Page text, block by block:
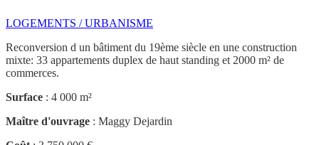
LOGEMENTS / URBANISME
Reconversion d un bâtiment du 19ème siècle en une construction
mixte: 33 appartements duplex de haut standing et 2000 m² de
commerces.
Surface : 4 000 m²
Maître d'ouvrage : Maggy Dejardin